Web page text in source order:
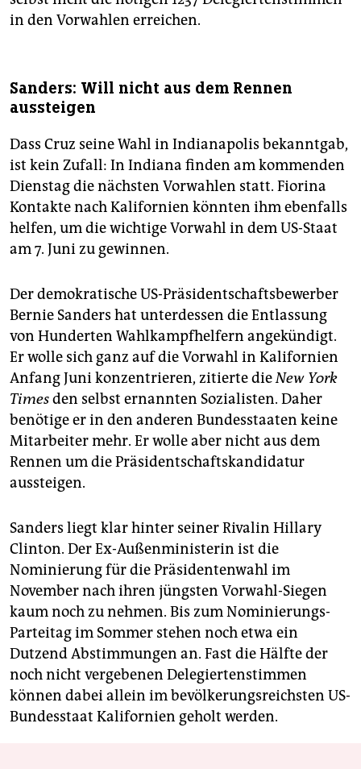
in den Vorwahlen erreichen.
Sanders: Will nicht aus dem Rennen
aussteigen
Dass Cruz seine Wahl in Indianapolis bekanntgab,
ist kein Zufall: In Indiana finden am kommenden
Dienstag die nächsten Vorwahlen statt. Fiorina
Kontakte nach Kalifornien könnten ihm ebenfalls
helfen, um die wichtige Vorwahl in dem US-Staat
am 7. Juni zu gewinnen.
Der demokratische US-Präsidentschaftsbewerber
Bernie Sanders hat unterdessen die Entlassung
von Hunderten Wahlkampfhelfern angekündigt.
Er wolle sich ganz auf die Vorwahl in Kalifornien
Anfang Juni konzentrieren, zitierte dieNew York
Timesden selbst ernannten Sozialisten. Daher
benötige er in den anderen Bundesstaaten keine
Mitarbeiter mehr. Er wolle aber nicht aus dem
Rennen um die Präsidentschaftskandidatur
aussteigen.
Sanders liegt klar hinter seiner Rivalin Hillary
Clinton. Der Ex-Außenministerin ist die
Nominierung für die Präsidentenwahl im
November nach ihren jüngsten Vorwahl-Siegen
kaum noch zu nehmen. Bis zum Nominierungs-
Parteitag im Sommer stehen noch etwa ein
Dutzend Abstimmungen an. Fast die Hälfte der
noch nicht vergebenen Delegiertenstimmen
können dabei allein im bevölkerungsreichsten US-
Bundesstaat Kalifornien geholt werden.